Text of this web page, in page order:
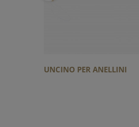
UNCINO PER ANELLINI